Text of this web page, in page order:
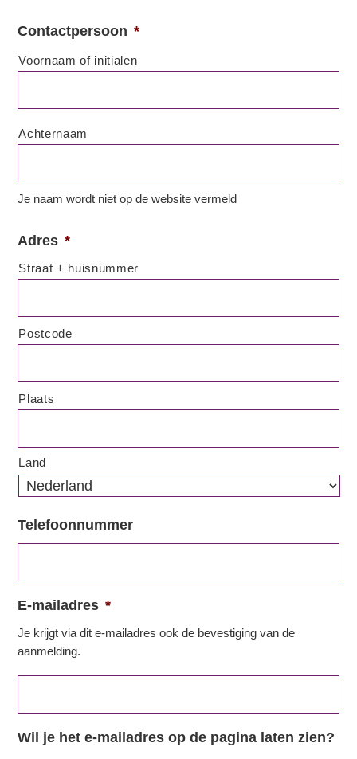
Contactpersoon *
Voornaam of initialen
Achternaam
Je naam wordt niet op de website vermeld
Adres *
Straat + huisnummer
Postcode
Plaats
Land
Telefoonnummer
E-mailadres *
Je krijgt via dit e-mailadres ook de bevestiging van de
aanmelding.
Wil je het e-mailadres op de pagina laten zien?